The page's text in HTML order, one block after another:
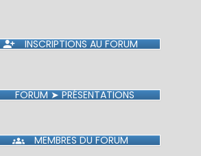
INSCRIPTIONS AU FORUM
FORUM ➤ PRÉSENTATIONS
MEMBRES DU FORUM